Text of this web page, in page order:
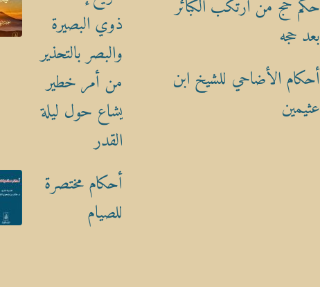
حكم حج من ارتكب الكبائر
بعد حجه
أحكام الأضاحي للشيخ ابن
عثيمين
ذوي البصيرة
والبصر بالتحذير
من أمر خطير
يشاع حول ليلة
القدر
أحكام مختصرة
للصيام